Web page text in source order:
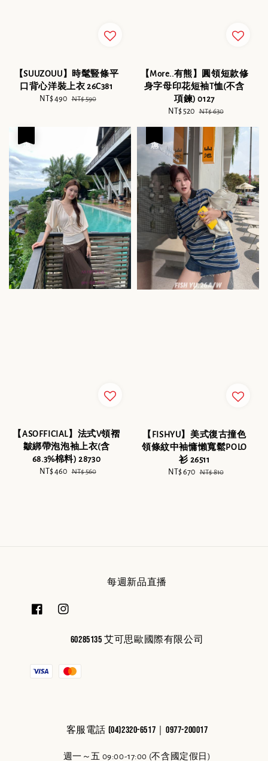
【SUUZOUU】時髦豎條平
口背心洋裝上衣 26C381
Sale
NT$ 490 Regular
NT$ 590
【More..有熊】圓領短款修
身字母印花短袖T恤(不含
項鍊) 0127
Sale
NT$ 520 Regular
NT$ 630
【ASOFFICIAL】法式V領褶
皺綁帶泡泡袖上衣(含
68.3%棉料) 28730
Sale
NT$ 460 Regular
NT$ 560
【FISHYU】美式復古撞色
領條紋中袖慵懶寬鬆POLO
衫 26511
Sale
NT$ 670 Regular
NT$ 810
每週新品直播
60285135 艾可思歐國際有限公司
客服電話 (04)2320-6517｜0977-200017
週一～五 09:00-17:00 (不含國定假日)